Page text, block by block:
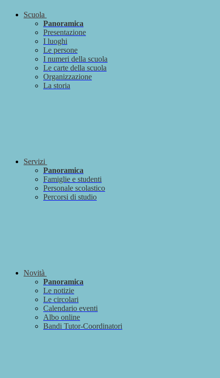
Scuola
Panoramica
Presentazione
I luoghi
Le persone
I numeri della scuola
Le carte della scuola
Organizzazione
La storia
Servizi
Panoramica
Famiglie e studenti
Personale scolastico
Percorsi di studio
Novità
Panoramica
Le notizie
Le circolari
Calendario eventi
Albo online
Bandi Tutor-Coordinatori